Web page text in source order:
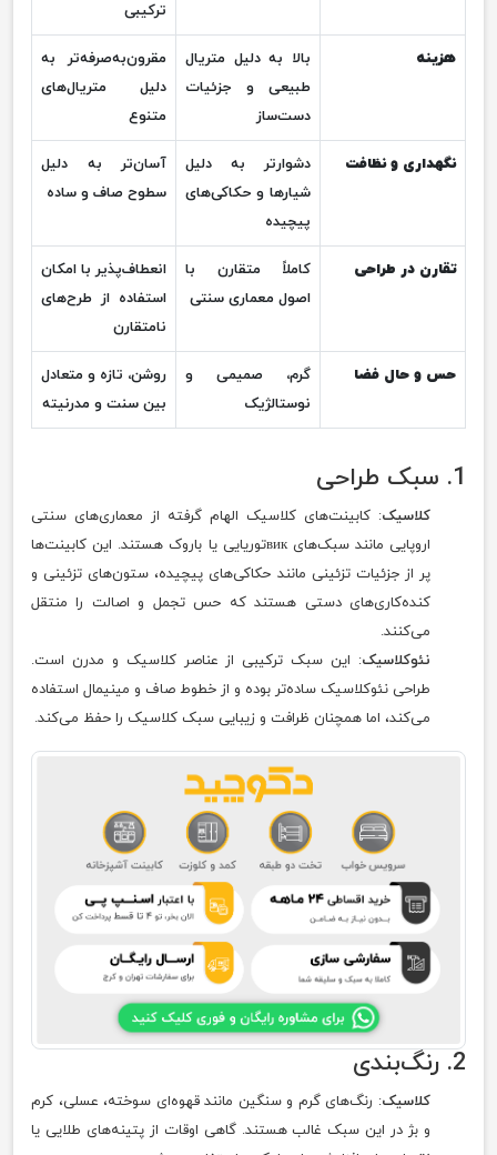
ترکیبی
هزینه
بالا به دلیل متریال
طبیعی و جزئیات
دست‌ساز
مقرون‌به‌صرفه‌تر به
دلیل متریال‌های
متنوع
نگهداری و نظافت
دشوارتر به دلیل
شیارها و حکاکی‌های
پیچیده
آسان‌تر به دلیل
سطوح صاف و ساده
تقارن در طراحی
کاملاً متقارن با
اصول معماری سنتی
انعطاف‌پذیر با امکان
استفاده از طرح‌های
نامتقارن
حس و حال فضا
گرم، صمیمی و
نوستالژیک
روشن، تازه و متعادل
بین سنت و مدرنیته
1. سبک طراحی
کلاسیک: کابینت‌های کلاسیک الهام گرفته از معماری‌های سنتی
اروپایی مانند سبک‌های викتوریایی یا باروک هستند. این کابینت‌ها
پر از جزئیات تزئینی مانند حکاکی‌های پیچیده، ستون‌های تزئینی و
کنده‌کاری‌های دستی هستند که حس تجمل و اصالت را منتقل
می‌کنند.
نئوکلاسیک: این سبک ترکیبی از عناصر کلاسیک و مدرن است.
طراحی نئوکلاسیک ساده‌تر بوده و از خطوط صاف و مینیمال استفاده
می‌کند، اما همچنان ظرافت و زیبایی سبک کلاسیک را حفظ می‌کند.
2. رنگ‌بندی
کلاسیک: رنگ‌های گرم و سنگین مانند قهوه‌ای سوخته، عسلی، کرم
و بژ در این سبک غالب هستند. گاهی اوقات از پتینه‌های طلایی یا